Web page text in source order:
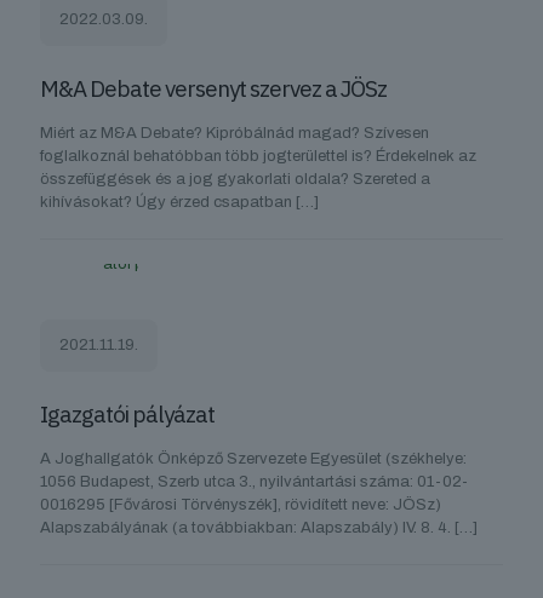
2022.03.09.
M&A Debate versenyt szervez a JÖSz
Miért az M&A Debate? Kipróbálnád magad? Szívesen
foglalkoznál behatóbban több jogterülettel is? Érdekelnek az
összefüggések és a jog gyakorlati oldala? Szereted a
kihívásokat? Úgy érzed csapatban […]
2021.11.19.
Igazgatói pályázat
A Joghallgatók Önképző Szervezete Egyesület (székhelye:
1056 Budapest, Szerb utca 3., nyilvántartási száma: 01-02-
0016295 [Fővárosi Törvényszék], rövidített neve: JÖSz)
Alapszabályának (a továbbiakban: Alapszabály) IV. 8. 4. […]